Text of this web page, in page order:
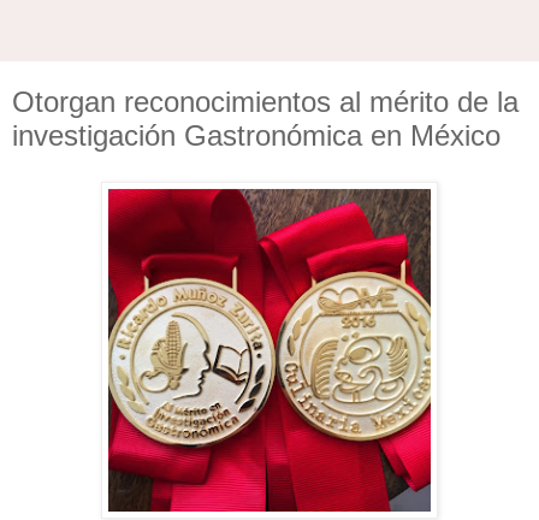
Otorgan reconocimientos al mérito de la
investigación Gastronómica en México